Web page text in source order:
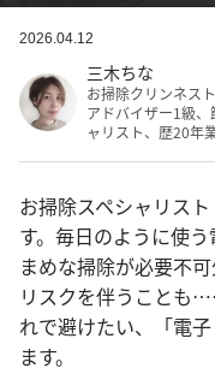
2026.04.12
三木ちな
お掃除クリンネス
アドバイザー1級、
ャリスト、歴20年
お掃除スペシャリス
す。毎日のように使
まめな掃除が必要不
リスクを伴うことも
れで避けたい、「電
ます。